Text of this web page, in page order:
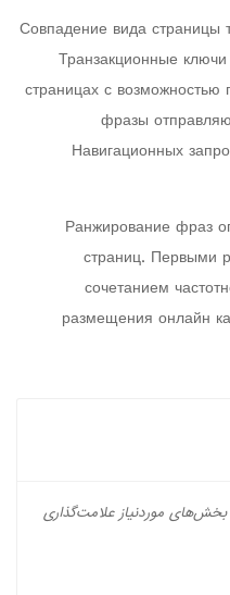
Совпадение вида страницы
Транзакционные
страницах с
фразы
Навигационных
Ранжирование фраз
страниц. Первыми
сочетанием
размещения онлайн
بخش‌های موردنیاز علامت‌گذاری